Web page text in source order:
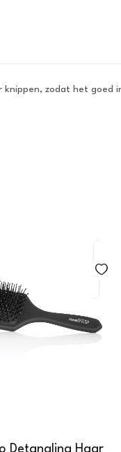
zodat het
Detangling Haar